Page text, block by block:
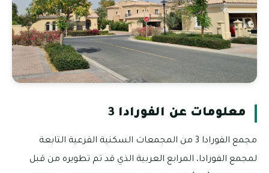
معلومات عن الفورادا 3
مجمع الفورادا 3 من المجمعات السكنية الفرعية التابعة
لمجمع الفورادا، المرابع العربية الذي قد تم تطويره من قبل